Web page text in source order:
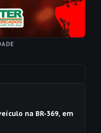
na BR-369, em